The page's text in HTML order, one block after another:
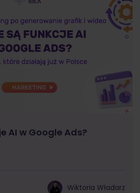
AI w Google Ads?
Wiktoria Władarz